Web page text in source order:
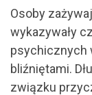
Osoby
wykazywały
psychicznych
bliźniętami.
związku